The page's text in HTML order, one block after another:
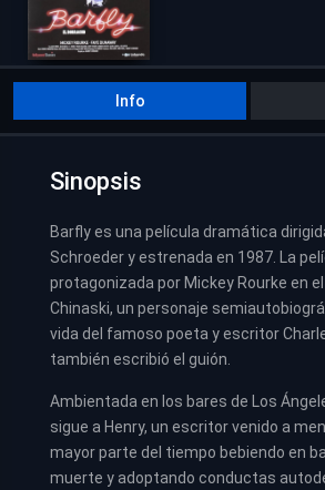
Info
Sinopsis
Barfly es una película dramática
Schroeder y estrenada en 1987. La
protagonizada por Mickey Rourke en
Chinaski, un personaje
vida del famoso poeta y escritor
también escribió el guión.
Ambientada en los bares de Los
sigue a Henry, un escritor venido a
mayor parte del tiempo bebiendo en
muerte y adoptando conductas